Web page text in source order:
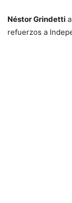
Néstor Grindetti
refuerzos a